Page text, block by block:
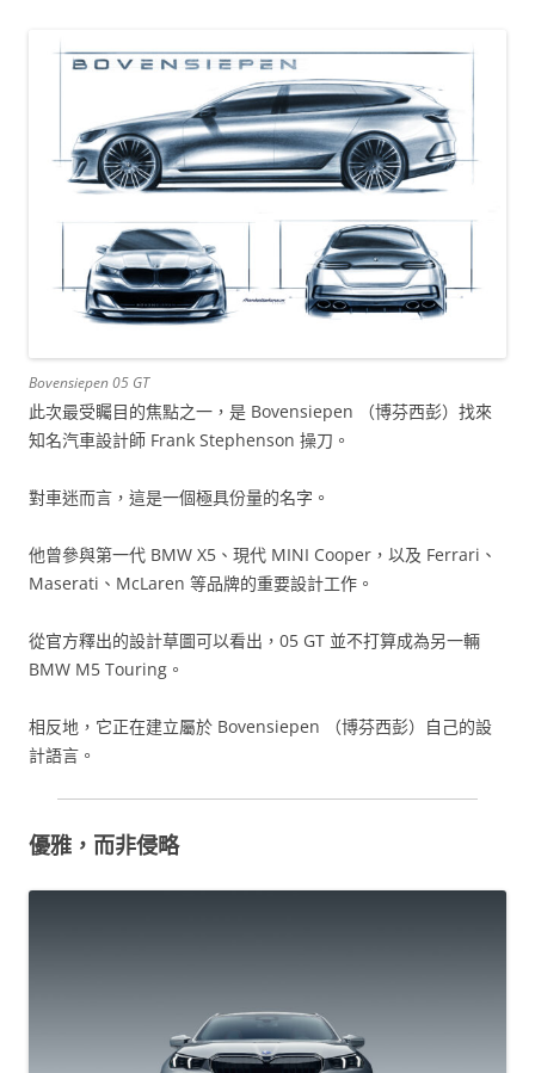
Bovensiepen 05 GT
此次最受矚目的焦點之一，是 Bovensiepen （博芬西彭）找來
知名汽車設計師 Frank Stephenson 操刀。
對車迷而言，這是一個極具份量的名字。
他曾參與第一代 BMW X5、現代 MINI Cooper，以及 Ferrari、
Maserati、McLaren 等品牌的重要設計工作。
從官方釋出的設計草圖可以看出，05 GT 並不打算成為另一輛
BMW M5 Touring。
相反地，它正在建立屬於 Bovensiepen （博芬西彭）自己的設
計語言。
優雅，而非侵略